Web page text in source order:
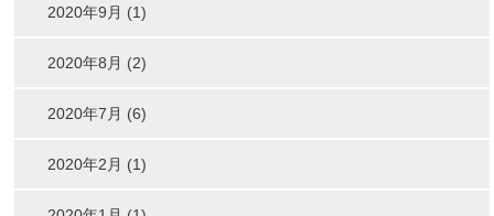
2020年9月 (1)
2020年8月 (2)
2020年7月 (6)
2020年2月 (1)